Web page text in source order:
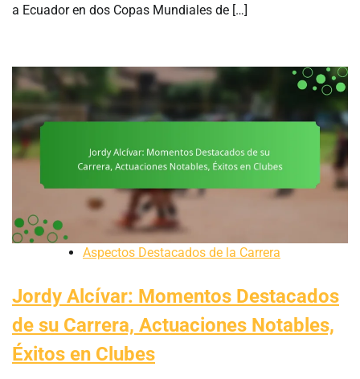
a Ecuador en dos Copas Mundiales de […]
Aspectos Destacados de la Carrera
Jordy Alcívar: Momentos Destacados
de su Carrera, Actuaciones Notables,
Éxitos en Clubes